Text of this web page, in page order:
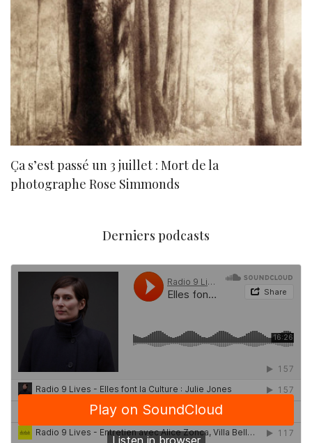
Ça s’est passé un 3 juillet : Mort de la
photographe Rose Simmonds
Derniers podcasts